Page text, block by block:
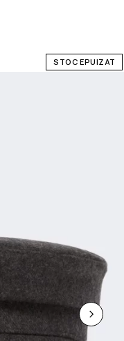
STOC EPUIZAT